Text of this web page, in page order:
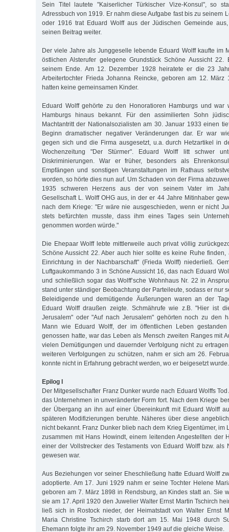
Sein Titel lautete "Kaiserlicher Türkischer Vize-Konsul", so
Adressbuch von 1919. Er nahm diese Aufgabe fast bis zu seinem
oder 1916 trat Eduard Wolff aus der Jüdischen Gemeinde
seinen Beitrag weiter.
Der viele Jahre als Junggeselle lebende Eduard Wolff kaufte im
östlichen Alsterufer gelegene Grundstück Schöne Aussicht
seinem Ende. Am 12. Dezember 1928 heiratete er die 23
Arbeitertochter Frieda Johanna Reincke, geboren am 12. März
hatten keine gemeinsamen Kinder.
Eduard Wolff gehörte zu den Honoratioren Hamburgs und war
Hamburgs hinaus bekannt. Für den assimilierten Sohn
Machtantritt der Nationalsozialisten am 30. Januar 1933 einen
Beginn dramatischer negativer Veränderungen dar. Er war
gegen sich und die Firma ausgesetzt, u.a. durch Hetzartikel in
Wochenzeitung "Der Stürmer". Eduard Wolff litt schwer
Diskriminierungen. War er früher, besonders als
Empfängen und sonstigen Veranstaltungen im Rathaus
worden, so hörte dies nun auf. Um Schaden von der Firma
1935 schweren Herzens aus der von seinem Vater im
Gesellschaft L. Wolff OHG aus, in der er 44 Jahre Mitinhaber
nach dem Kriege: "Er wäre nie ausgeschieden, wenn er nicht
stets befürchten musste, dass ihm eines Tages sein
genommen worden würde."
Die Ehepaar Wolff lebte mittlerweile auch privat völlig
Schöne Aussicht 22. Aber auch hier sollte es keine Ruhe finden,
Einrichtung in der Nachbarschaft" (Frieda Wolff) niederließ.
Luftgaukommando 3 in Schöne Aussicht 16, das nach Eduard
und schließlich sogar das Wolff’sche Wohnhaus Nr. 22 in
stand unter ständiger Beobachtung der Parteileute, sodass er nur
Beleidigende und demütigende Äußerungen waren an der
Eduard Wolff draußen zeigte. Schmährufe wie z.B. "Hier ist
Jerusalem" oder "Auf nach Jerusalem" gehörten noch zu den
Mann wie Eduard Wolff, der im öffentlichen Leben
genossen hatte, war das Leben als Mensch zweiten Ranges mit
vielen Demütigungen und dauernder Verfolgung nicht zu
weiteren Verfolgungen zu schützen, nahm er sich am 26.
konnte nicht in Erfahrung gebracht werden, wo er beigesetzt wurde.
Epilog I
Der Mitgesellschafter Franz Dunker wurde nach Eduard Wolffs
das Unternehmen in unveränderter Form fort. Nach dem Kriege
der Übergang an ihn auf einer Übereinkunft mit Eduard Wolff
späteren Modifizierungen beruhte. Näheres über diese
nicht bekannt. Franz Dunker blieb nach dem Krieg Eigentümer, im
zusammen mit Hans Howindt, einem leitenden Angestellten der
einer der Vollstrecker des Testaments von Eduard Wolff bzw. als
gewesen war.
Aus Beziehungen vor seiner Eheschließung hatte Eduard Wolff
adoptierte. Am 17. Juni 1929 nahm er seine Tochter Helene
geboren am 7. März 1898 in Rendsburg, an Kindes statt an. Sie
sie am 17. April 1920 den Juwelier Walter Ernst Martin Tschirch
ließ sich in Rostock nieder, der Heimatstadt von Walter Ernst
Maria Christine Tschirch starb dort am 15. Mai 1948 durch
Ehemann folgte ihr am 29. November 1949 auf die gleiche Weise.